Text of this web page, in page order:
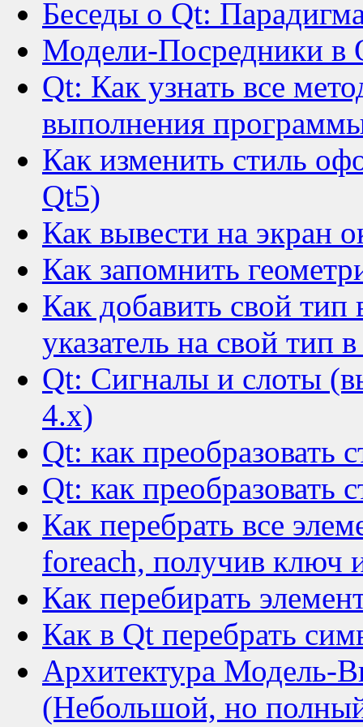
Беседы о Qt:
Модели-Посредники в
Qt: Как узнать все
выполнения
Как изменить стиль
Qt5)
Как вывести на экран
Как запомнить
Как добавить свой тип
указатель на свой тип
Qt: Сигналы и слоты
4.x)
Qt: как преобразовать
Qt: как преобразовать
Как перебрать все
foreach, получив ключ
Как перебирать
Как в Qt перебрать
Архитектура Модель-
(Небольшой, но